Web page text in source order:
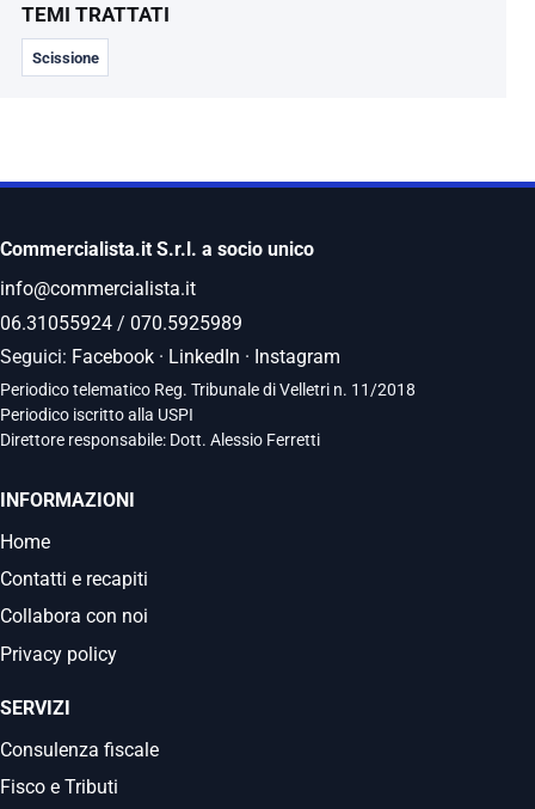
TEMI TRATTATI
Scissione
Commercialista.it S.r.l. a socio unico
info@commercialista.it
06.31055924 / 070.5925989
Seguici: Facebook · LinkedIn · Instagram
Periodico telematico Reg. Tribunale di Velletri n. 11/2018
Periodico iscritto alla USPI
Direttore responsabile: Dott. Alessio Ferretti
INFORMAZIONI
Home
Contatti e recapiti
Collabora con noi
Privacy policy
SERVIZI
Consulenza fiscale
Fisco e Tributi